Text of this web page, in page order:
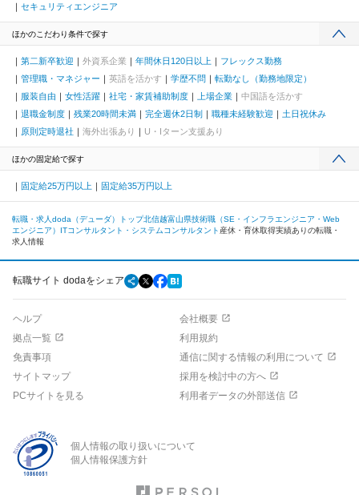
セキュリティエンジニア
ほかのこだわり条件で探す
第二新卒歓迎 外資系企業 年間休日120日以上
フレックス勤務
管理職・マネジャー
英語を活かす 学歴不問
転勤なし（勤務地限定）
服装自由
女性活躍 社宅・家賃補助制度 上場企業
中国語を活かす
退職金制度
残業20時間未満 完全週休2日制 職種未経験歓迎
土日祝休み
原則定時退社
海外出張あり U・Iターン支援あり
ほかの固定給で探す
固定給25万円以上 固定給35万円以上
転職・求人doda（デューダ）トップ北信越富山県技術職（SE・インフラエンジニア・Web
エンジニア） ITコンサルタント・システムコンサルタント 産休・育休取得実績ありの転職・
求人情報
転職サイト dodaをシェア
ヘルプ
会社概要
拠点一覧
利用規約
免責事項
通信に関する情報の利用について
サイトマップ
採用を検討中の方へ
PCサイトを見る
利用者データの外部送信
個人情報の取り扱いについて
個人情報保護方針